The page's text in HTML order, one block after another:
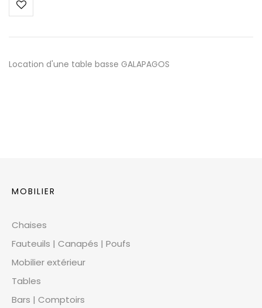
Location d'une table basse GALAPAGOS
MOBILIER
Chaises
Fauteuils | Canapés | Poufs
Mobilier extérieur
Tables
Bars | Comptoirs